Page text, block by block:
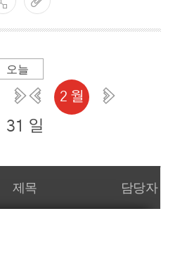
오늘
2 월
31 일
제목 담당자